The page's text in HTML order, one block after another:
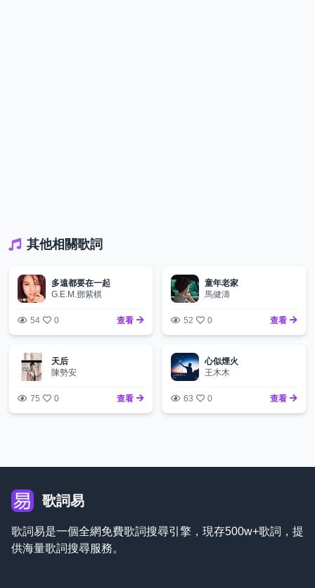
其他相關歌詞
多遠都要在一起
G.E.M.鄧紫棋
54 0 查看
童年老家
馬健濤
52 0 查看
天后
陳勢安
75 0 查看
心似煙火
王木木
63 0 查看
歌詞易
歌詞易是一個全網免費歌詞搜尋引擎，現存500w+歌詞，提
供海量歌詞搜尋服務。